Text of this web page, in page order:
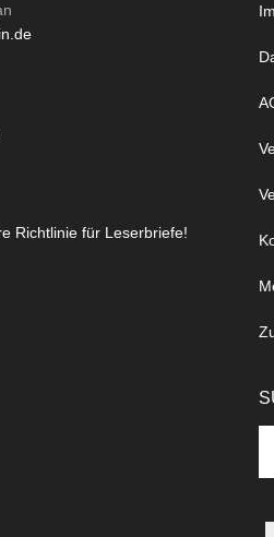
Richtlinie für Leserbriefe!